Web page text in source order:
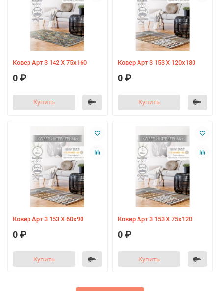
Ковер Арт 3 142 X 75х160
0 ₽
Купить
Ковер Арт 3 153 X 120х180
0 ₽
Купить
Ковер Арт 3 153 X 60х90
0 ₽
Купить
Ковер Арт 3 153 X 75х120
0 ₽
Купить